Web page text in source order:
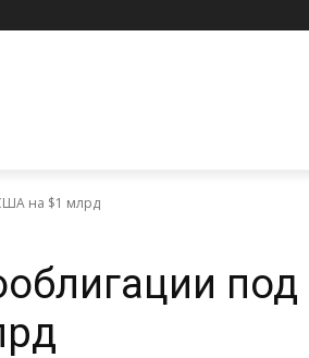
на $1 млрд
под